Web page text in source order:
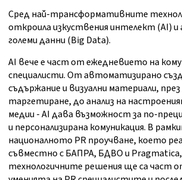
Сред най-трансформативните
откроила изкуствения интелект (AI) и
големи данни (Big Data).
AI вече е част от ежедневието на
специалисти. От автоматизирано
съдържание и визуални материали,
таргетиране, до анализ на
медии - AI дава възможност за по-
и персонализирана комуникация. В
националното PR проучване, което
съвместно с БАПРА, БДВО и
технологичните решения ще са част